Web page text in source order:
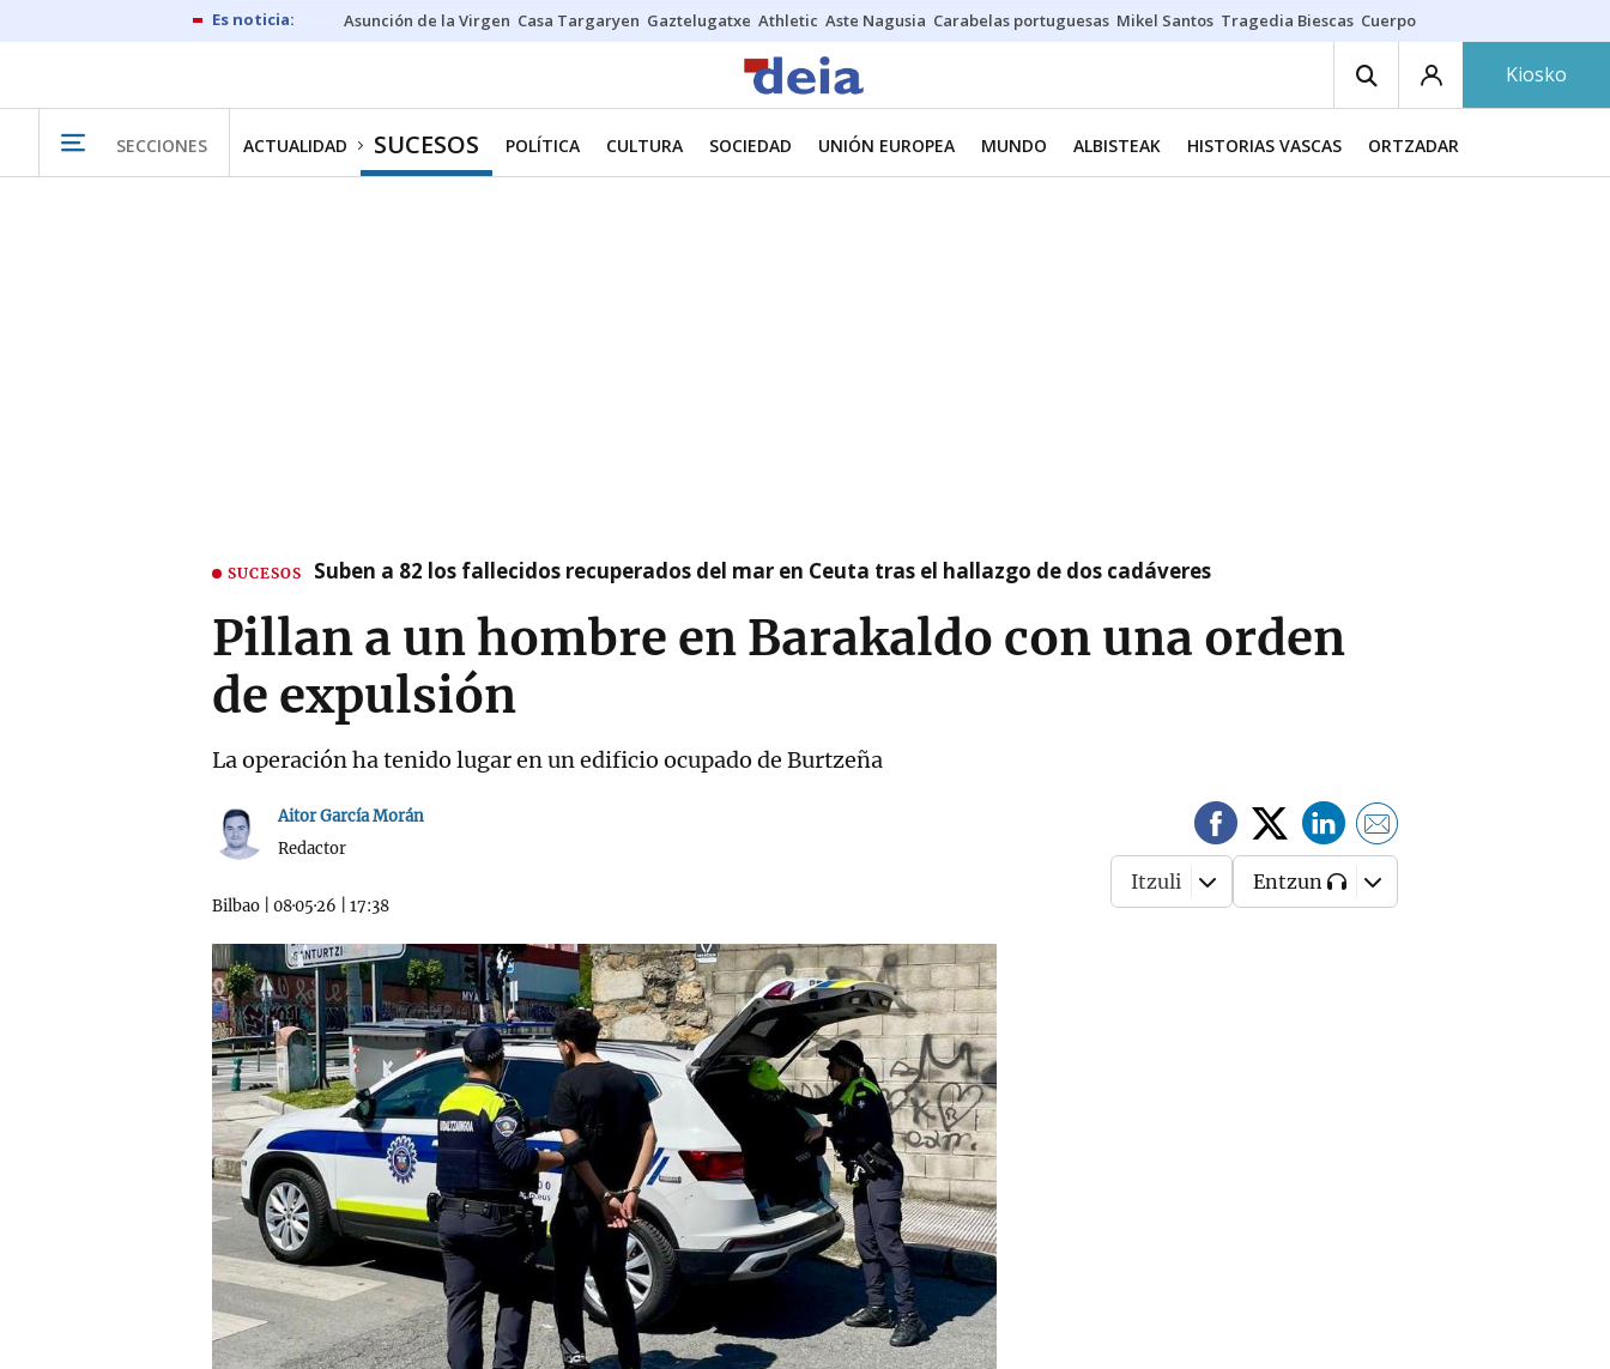
Asunción de la Virgen Casa Targaryen Gaztelugatxe Athletic Aste Nagusia Carabelas portuguesas Mikel Santos Tragedia Biescas Cuerpo ría
Kiosko
SECCIONES ACTUALIDAD SUCESOS POLÍTICA CULTURA SOCIEDAD UNIÓN EUROPEA MUNDO ALBISTEAK HISTORIAS VASCAS ORTZADAR
SUCESOS Suben a 82 los fallecidos recuperados del mar en Ceuta tras el hallazgo de dos cadáveres
Pillan a un hombre en Barakaldo con una orden
de expulsión
La operación ha tenido lugar en un edificio ocupado de Burtzeña
Aitor García Morán
Redactor
Bilbao 08·05·26 17:38
Itzuli Entzun